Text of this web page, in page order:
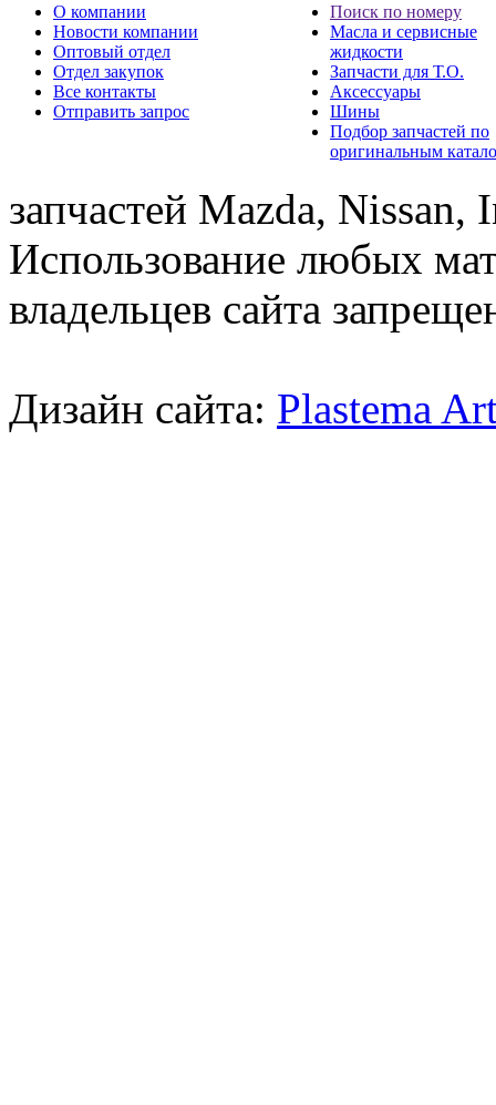
О компании
Новости компании
Оптовый отдел
Отдел закупок
Все контакты
Отправить запрос
Поиск по номеру
Масла и сервисные
жидкости
Запчасти для Т.О.
Аксессуары
Шины
Подбор запчастей по
оригинальным
запчастей Mazda,
Использование любых
владельцев сайта
Дизайн сайта: Plastema